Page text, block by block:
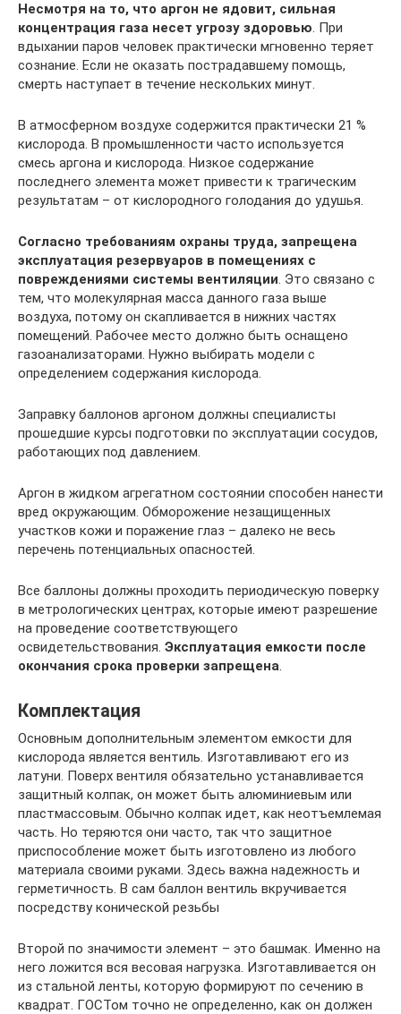
Несмотря на то, что аргон не ядовит, сильная
концентрация газа несет угрозу здоровью. При
вдыхании паров человек практически мгновенно теряет
сознание. Если не оказать пострадавшему помощь,
смерть наступает в течение нескольких минут.
В атмосферном воздухе содержится практически 21 %
кислорода. В промышленности часто используется
смесь аргона и кислорода. Низкое содержание
последнего элемента может привести к трагическим
результатам – от кислородного голодания до удушья.
Согласно требованиям охраны труда, запрещена
эксплуатация резервуаров в помещениях с
повреждениями системы вентиляции. Это связано с
тем, что молекулярная масса данного газа выше
воздуха, потому он скапливается в нижних частях
помещений. Рабочее место должно быть оснащено
газоанализаторами. Нужно выбирать модели с
определением содержания кислорода.
Заправку баллонов аргоном должны специалисты
прошедшие курсы подготовки по эксплуатации сосудов,
работающих под давлением.
Аргон в жидком агрегатном состоянии способен нанести
вред окружающим. Обморожение незащищенных
участков кожи и поражение глаз – далеко не весь
перечень потенциальных опасностей.
Все баллоны должны проходить периодическую поверку
в метрологических центрах, которые имеют разрешение
на проведение соответствующего
освидетельствования. Эксплуатация емкости после
окончания срока проверки запрещена.
Комплектация
Основным дополнительным элементом емкости для
кислорода является вентиль. Изготавливают его из
латуни. Поверх вентиля обязательно устанавливается
защитный колпак, он может быть алюминиевым или
пластмассовым. Обычно колпак идет, как неотъемлемая
часть. Но теряются они часто, так что защитное
приспособление может быть изготовлено из любого
материала своими руками. Здесь важна надежность и
герметичность. В сам баллон вентиль вкручивается
посредству конической резьбы
Второй по значимости элемент – это башмак. Именно на
него ложится вся весовая нагрузка. Изготавливается он
из стальной ленты, которую формируют по сечению в
квадрат. ГОСТом точно не определенно, как он должен